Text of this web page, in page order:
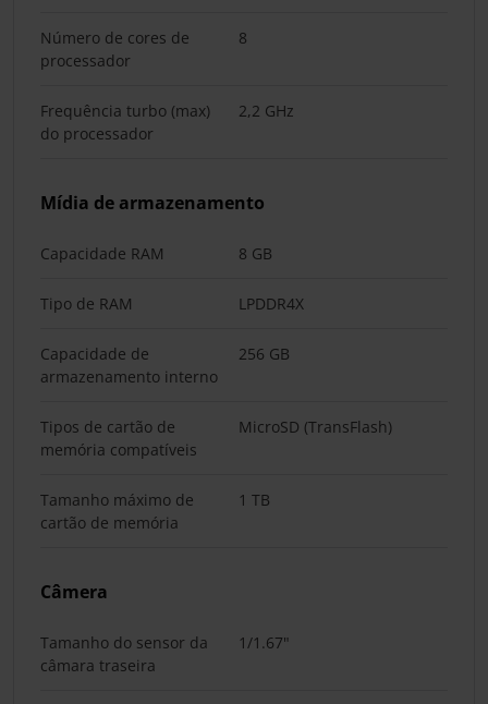
Número de cores de
processador
8
Frequência turbo (max)
do processador
2,2 GHz
Mídia de armazenamento
Capacidade RAM 8 GB
Tipo de RAM LPDDR4X
Capacidade de
armazenamento interno
256 GB
Tipos de cartão de
memória compatíveis
MicroSD (TransFlash)
Tamanho máximo de
cartão de memória
1 TB
Câmera
Tamanho do sensor da
câmara traseira
1/1.67"